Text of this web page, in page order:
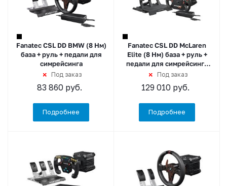
Fanatec CSL DD BMW (8 Нм)
база + руль + педали для
симрейсинга
Под заказ
83 860руб.
Подробнее
Fanatec CSL DD McLaren
Elite (8 Нм) база + руль +
педали для симрейсинга
PC/Xbox
Под заказ
129 010руб.
Подробнее